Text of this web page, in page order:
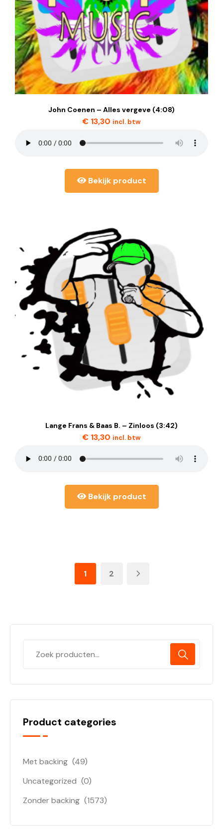
John Coenen – Alles vergeve (4:08)
€ 13,30 incl. btw
Bekijk product
Lange Frans & Baas B. – Zinloos (3:42)
€ 13,30 incl. btw
Bekijk product
1 2
Product categories
Met backing (49)
Uncategorized (0)
Zonder backing (1573)